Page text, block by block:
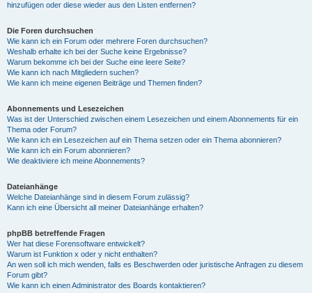
hinzufügen oder diese wieder aus den Listen entfernen?
Die Foren durchsuchen
Wie kann ich ein Forum oder mehrere Foren durchsuchen?
Weshalb erhalte ich bei der Suche keine Ergebnisse?
Warum bekomme ich bei der Suche eine leere Seite?
Wie kann ich nach Mitgliedern suchen?
Wie kann ich meine eigenen Beiträge und Themen finden?
Abonnements und Lesezeichen
Was ist der Unterschied zwischen einem Lesezeichen und einem Abonnements für ein
Thema oder Forum?
Wie kann ich ein Lesezeichen auf ein Thema setzen oder ein Thema abonnieren?
Wie kann ich ein Forum abonnieren?
Wie deaktiviere ich meine Abonnements?
Dateianhänge
Welche Dateianhänge sind in diesem Forum zulässig?
Kann ich eine Übersicht all meiner Dateianhänge erhalten?
phpBB betreffende Fragen
Wer hat diese Forensoftware entwickelt?
Warum ist Funktion x oder y nicht enthalten?
An wen soll ich mich wenden, falls es Beschwerden oder juristische Anfragen zu diesem
Forum gibt?
Wie kann ich einen Administrator des Boards kontaktieren?